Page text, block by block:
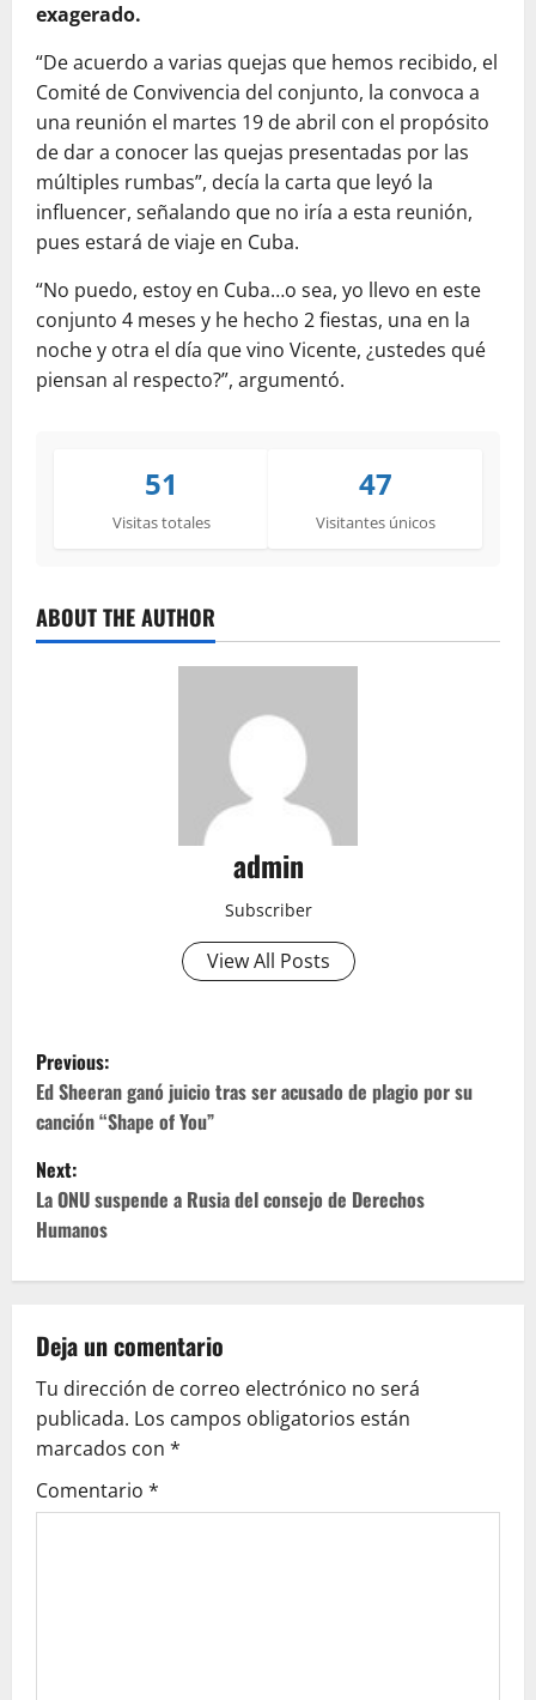
exagerado.
“De acuerdo a varias quejas que hemos recibido, el
Comité de Convivencia del conjunto, la convoca a
una reunión el martes 19 de abril con el propósito
de dar a conocer las quejas presentadas por las
múltiples rumbas”, decía la carta que leyó la
influencer, señalando que no iría a esta reunión,
pues estará de viaje en Cuba.
“No puedo, estoy en Cuba…o sea, yo llevo en este
conjunto 4 meses y he hecho 2 fiestas, una en la
noche y otra el día que vino Vicente, ¿ustedes qué
piensan al respecto?”, argumentó.
51
Visitas totales
47
Visitantes únicos
ABOUT THE AUTHOR
admin
Subscriber
View All Posts
P
o
s
t
n
v
i
g
a
Previous:
Ed Sheeran ganó juicio tras ser acusado de plagio por su
canción “Shape of You”
Next:
La ONU suspende a Rusia del consejo de Derechos
Humanos
Deja un comentario
Tu dirección de correo electrónico no será
publicada. Los campos obligatorios están
marcados con *
Comentario *